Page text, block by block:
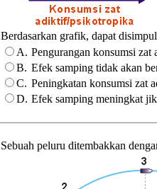
Berdasarkan grafik, dapat
A. Pengurangan konsumsi
B. Efek samping tidak akan
C. Peningkatan konsumsi zat
D. Efek samping meningkat
Sebuah peluru ditembakkan